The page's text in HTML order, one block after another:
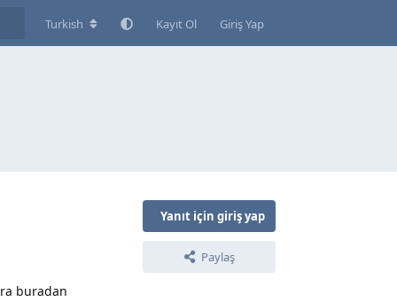
Turkish Kayıt Ol Giriş Yap
Yanıt için giriş yap
Paylaş
buradan